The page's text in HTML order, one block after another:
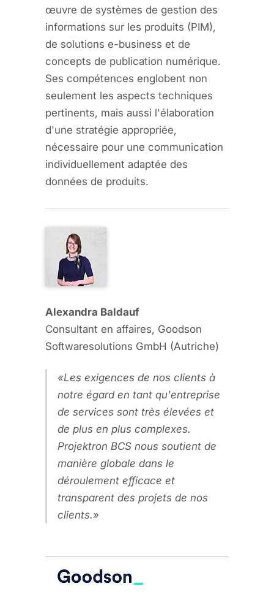
œuvre de systèmes de gestion des
informations sur les produits (PIM),
de solutions e-business et de
concepts de publication numérique.
Ses compétences englobent non
seulement les aspects techniques
pertinents, mais aussi l'élaboration
d'une stratégie appropriée,
nécessaire pour une communication
individuellement adaptée des
données de produits.
Alexandra Baldauf
Consultant en affaires, Goodson
Softwaresolutions GmbH (Autriche)
Les exigences de nos clients à
notre égard en tant qu'entreprise
de services sont très élevées et
de plus en plus complexes.
Projektron BCS nous soutient de
manière globale dans le
déroulement efficace et
transparent des projets de nos
clients.